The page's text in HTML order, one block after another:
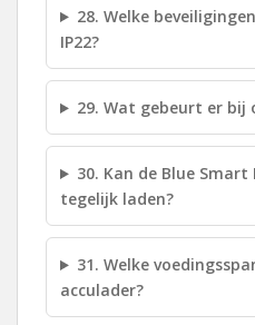
28. Welke
IP22?
29. Wat gebeurt er bij
30. Kan de Blue Smart
tegelijk laden?
31. Welke
acculader?